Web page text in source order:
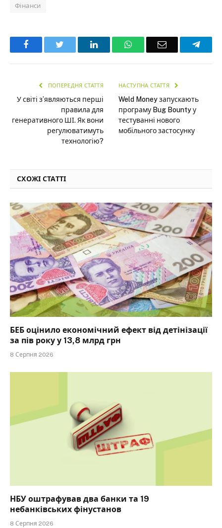
Фінанси
Facebook LinkedInWhatsAppEmail
ПОПЕРЕДНЯ СТАТТЯ
У світі з’являються перші
правила для
генеративного ШІ. Як вони
регулюватимуть
технологію?
НАСТУПНА СТАТТЯ
Weld Money запускають
програму Bug Bounty у
тестуванні нового
мобільного застосунку
СХОЖІ СТАТТІ
БЕБ оцінило економічний ефект від детінізації
за пів року у 13,8 млрд грн
8 Серпня 2026
НБУ оштрафував два банки та 19
небанківських фінустанов
8 Серпня 2026